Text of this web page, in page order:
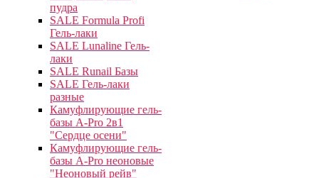
пудра
SALE Formula Profi
Гель-лаки
SALE Lunaline Гель-
лаки
SALE Runail Базы
SALE Гель-лаки
разные
Камуфлирующие гель-
базы A-Pro 2в1
"Сердце осени"
Камуфлирующие гель-
базы A-Pro неоновые
"Неоновый рейв"